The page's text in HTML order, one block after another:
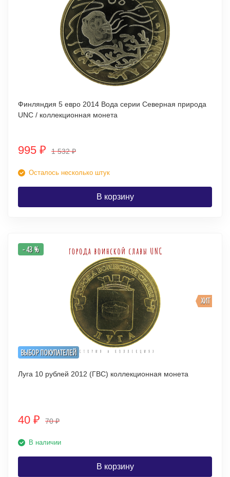
Финляндия 5 евро 2014 Вода серии Северная природа
UNC / коллекционная монета
995 ₽ 1 532₽
Осталось несколько штук
В корзину
ВЫБОР ПОКУПАТЕЛЕЙ
ХИТ
- 43 %
Луга 10 рублей 2012 (ГВС) коллекционная монета
40 ₽ 70₽
В наличии
В корзину